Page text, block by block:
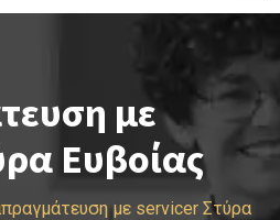
με
Ευβοίας
με servicer Στύρα